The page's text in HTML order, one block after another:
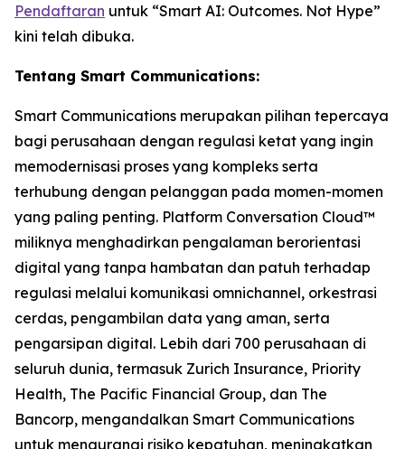
Pendaftaran untuk “Smart AI: Outcomes. Not Hype”
kini telah dibuka.
Tentang Smart Communications:
Smart Communications merupakan pilihan tepercaya
bagi perusahaan dengan regulasi ketat yang ingin
memodernisasi proses yang kompleks serta
terhubung dengan pelanggan pada momen-momen
yang paling penting. Platform Conversation Cloud™
miliknya menghadirkan pengalaman berorientasi
digital yang tanpa hambatan dan patuh terhadap
regulasi melalui komunikasi omnichannel, orkestrasi
cerdas, pengambilan data yang aman, serta
pengarsipan digital. Lebih dari 700 perusahaan di
seluruh dunia, termasuk Zurich Insurance, Priority
Health, The Pacific Financial Group, dan The
Bancorp, mengandalkan Smart Communications
untuk mengurangi risiko kepatuhan, meningkatkan